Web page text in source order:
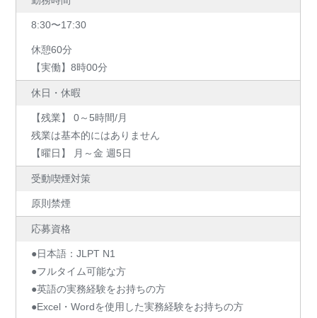
8:30〜17:30
休憩60分
【実働】8時00分
休日・休暇
【残業】 0～5時間/月
残業は基本的にはありません
【曜日】 月～金 週5日
受動喫煙対策
原則禁煙
応募資格
●日本語：JLPT N1
●フルタイム可能な方
●英語の実務経験をお持ちの方
●Excel・Wordを使用した実務経験をお持ちの方